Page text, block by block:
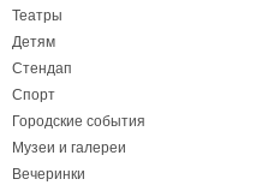
Театры
Детям
Стендап
Спорт
Городские события
Музеи и галереи
Вечеринки